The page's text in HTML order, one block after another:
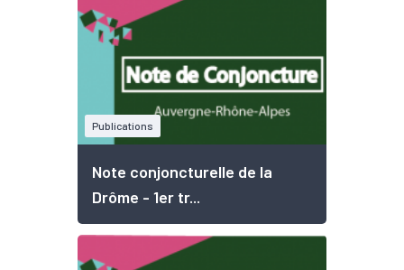
Publications
Note conjoncturelle de la
Drôme - 1er tr...